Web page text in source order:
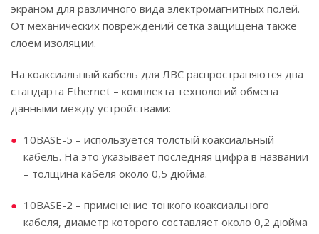
экраном для различного вида электромагнитных полей.
От механических повреждений сетка защищена также
слоем изоляции.
На коаксиальный кабель для ЛВС распространяются два
стандарта Ethernet – комплекта технологий обмена
данными между устройствами:
10BASE-5 – используется толстый коаксиальный
кабель. На это указывает последняя цифра в названии
– толщина кабеля около 0,5 дюйма.
10BASE-2 – применение тонкого коаксиального
кабеля, диаметр которого составляет около 0,2 дюйма